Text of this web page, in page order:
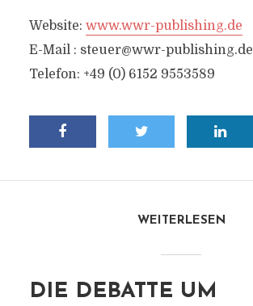
Website: www.wwr-publishing.de
E-Mail : steuer@wwr-publishing.de
Telefon: +49 (0) 6152 9553589
WEITERLESEN
DIE DEBATTE UM